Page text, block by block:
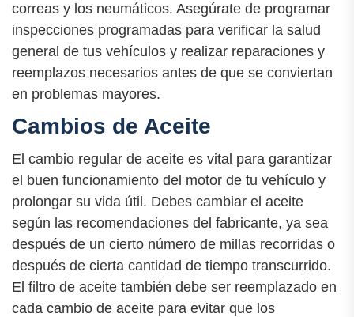
correas y los neumáticos. Asegúrate de programar
inspecciones programadas para verificar la salud
general de tus vehículos y realizar reparaciones y
reemplazos necesarios antes de que se conviertan
en problemas mayores.
Cambios de Aceite
El cambio regular de aceite es vital para garantizar
el buen funcionamiento del motor de tu vehículo y
prolongar su vida útil. Debes cambiar el aceite
según las recomendaciones del fabricante, ya sea
después de un cierto número de millas recorridas o
después de cierta cantidad de tiempo transcurrido.
El filtro de aceite también debe ser reemplazado en
cada cambio de aceite para evitar que los